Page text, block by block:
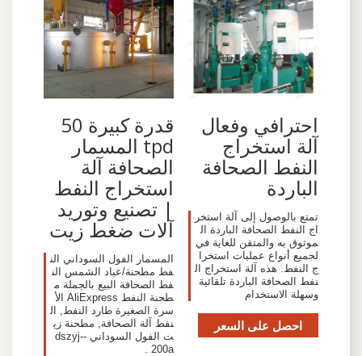
احترافي وفعال
آلة استخراج
النفط الصحافة
الباردة
تمتع بالوصول إلى آلة استخر
اج النفط الصحافة الباردة ال
موثوق به والمتقن للغاية في
لجميع أنواع عمليات استخرا
ج النفط. هذه آلة استخراج ال
نفط الصحافة الباردة تلقائية
وسهلة الاستخدام
احصل على السعر
قدرة كبيرة 50
tpd المسمار
الصحافة آلة
استخراج النفط
| تصنيع وتوريد
آلات ضغط زيت
المسمار الفول السوداني الن
فط مطحنة/عباد الشمس الن
فط الصحافة البيع بالجملة م
طحنة النفط AliExpress الأ
سرة الصغيرة طارد النفط, ال
نفط آلة الصحافة, مطحنة زي
ت الفول السوداني dszyj--
200a .